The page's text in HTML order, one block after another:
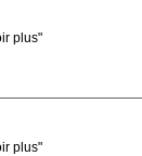
plus"
plus"